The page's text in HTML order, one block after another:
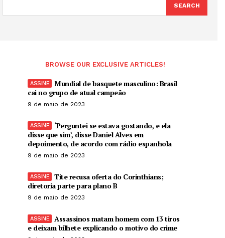
SEARCH
BROWSE OUR EXCLUSIVE ARTICLES!
Mundial de basquete masculino: Brasil
cai no grupo de atual campeão
9 de maio de 2023
‘Perguntei se estava gostando, e ela
disse que sim’, disse Daniel Alves em
depoimento, de acordo com rádio espanhola
9 de maio de 2023
Tite recusa oferta do Corinthians;
diretoria parte para plano B
9 de maio de 2023
Assassinos matam homem com 13 tiros
e deixam bilhete explicando o motivo do crime